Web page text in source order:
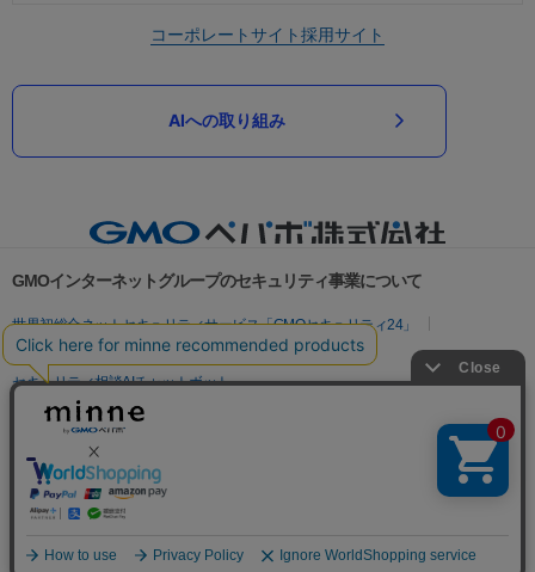
コーポレートサイト採用サイト
AIへの取り組み
GMOインターネットグループのセキュリティ事業について
世界初総合ネットセキュリティサービス「GMOセキュリティ24」
パスワード漏洩診断
Webサイトリスク診断
セキュリティ相談AIチャットボット
実在証明・盗聴対策
サイバー攻撃対策（GMO Flatt Security）
セキュリティ事業の軌跡